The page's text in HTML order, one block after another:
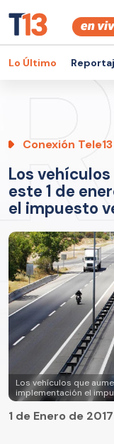
Lo Último
Conexión Tele13
Los
este 1 de
el impuesto
Los vehículos que
implementación el
1 de Enero de